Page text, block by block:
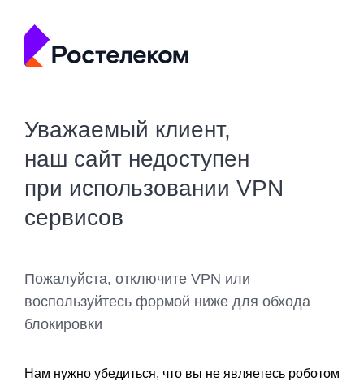
Уважаемый клиент,
наш сайт недоступен
при использовании VPN
сервисов
Пожалуйста, отключите VPN или
воспользуйтесь формой ниже для обхода
блокировки
Нам нужно убедиться, что вы не являетесь роботом